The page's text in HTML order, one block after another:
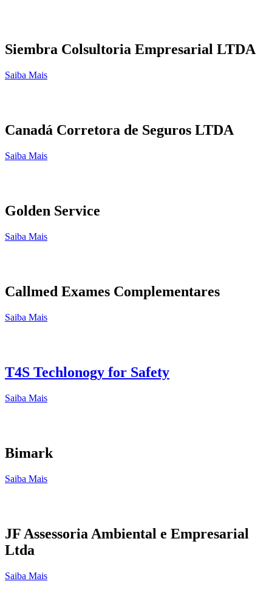
Siembra Colsultoria Empresarial LTDA
Saiba Mais
Canadá Corretora de Seguros LTDA
Saiba Mais
Golden Service
Saiba Mais
Callmed Exames Complementares
Saiba Mais
T4S Techlonogy for Safety
Saiba Mais
Bimark
Saiba Mais
JF Assessoria Ambiental e Empresarial
Ltda
Saiba Mais